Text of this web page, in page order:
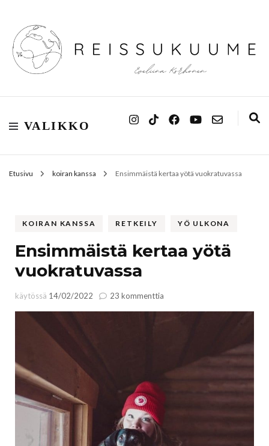
Reissukuume
VALIKKO
Etusivu koiran kanssa Ensimmäistä kertaa yötä vuokratuvassa
KOIRAN KANSSA RETKEILY YÖ ULKONA
Ensimmäistä kertaa yötä
vuokratuvassa
käytössä 14/02/2022 23 kommenttia